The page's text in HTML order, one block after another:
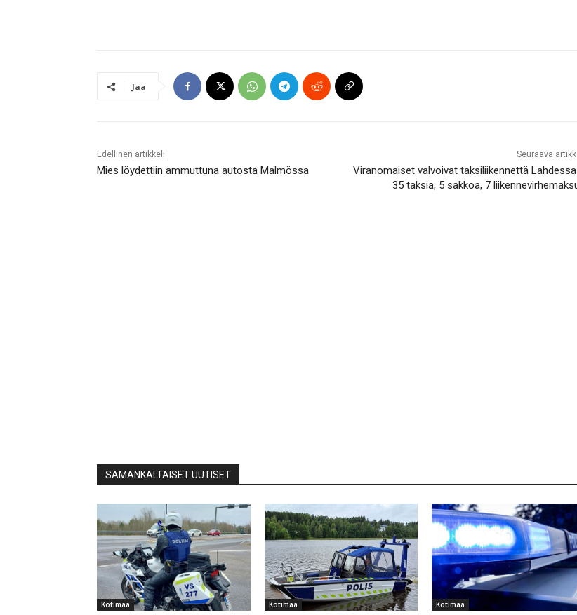
Jaa
Edellinen artikkeli
Mies löydettiin ammuttuna autosta Malmössa
Seuraava
Viranomaiset valvoivat taksiliikennettä
35 taksia, 5 sakkoa, 7
SAMANKALTAISET UUTISET
Kotimaa Kotimaa Kotimaa